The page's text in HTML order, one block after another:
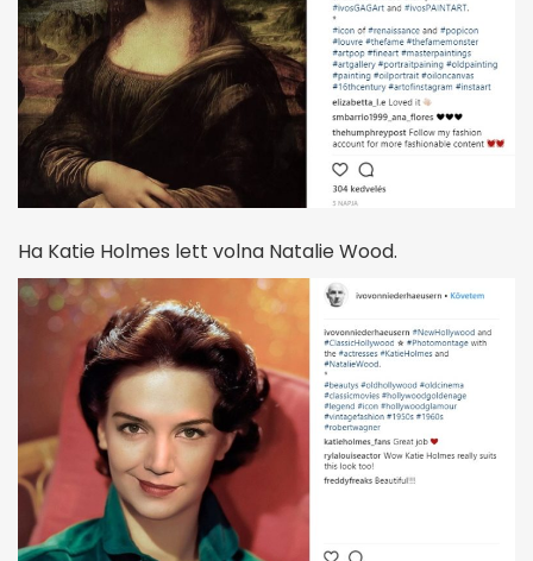
Ha Katie Holmes lett volna Natalie Wood.